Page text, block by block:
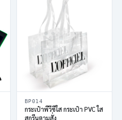
BP014
กระเป๋าพีวีซีใส กระเป๋า PVC ใส
สกรีนตามสั่ง